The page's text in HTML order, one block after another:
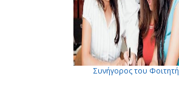
Συνήγορος του Φοιτητή